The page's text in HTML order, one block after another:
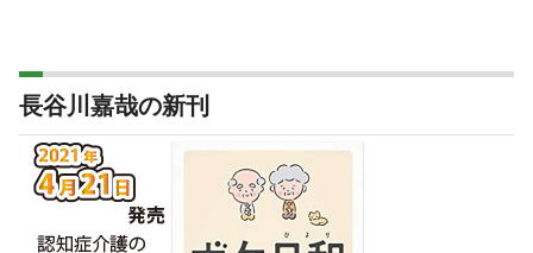
長谷川嘉哉の新刊